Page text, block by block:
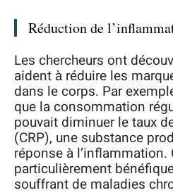
Réduction de
Les chercheurs ont
aident à réduire les
dans le corps. Par
que la consommation
pouvait diminuer le taux
(CRP), une substance
réponse à l’inflammation.
particulièrement
souffrant de maladies